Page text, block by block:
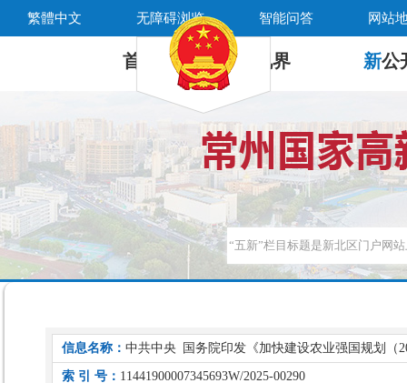
繁體中文 无障碍浏览 智能问答 网站
首 页 新 视界 新公
信息名称： 中共中央 国务院印发《加快建设农业强国规划（
索 引 号： 11441900007345693W/2025-00290